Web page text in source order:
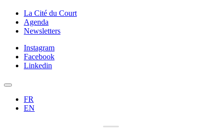
La Cité du Court
Agenda
Newsletters
Instagram
Facebook
Linkedin
FR
EN